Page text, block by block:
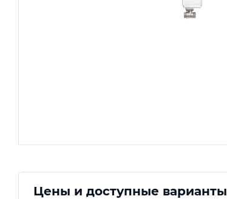
Цены и доступные варианты